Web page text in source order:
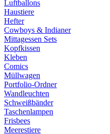
Luftballons
Haustiere
Hefter
Cowboys & Indianer
Mittagessen Sets
Kopfkissen
Kleben
Comics
Müllwagen
Portfolio-Ordner
Wandleuchten
Schweißbänder
Taschenlampen
Frisbees
Meerestiere